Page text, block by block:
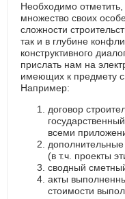
Необходимо
множество своих
сложности
так и в глубине
конструктивного
прислать нам на
имеющих к предмету
Например:
договор
всеми
дополнительные
(в т.ч. проекты
сводный
акты
стоимости